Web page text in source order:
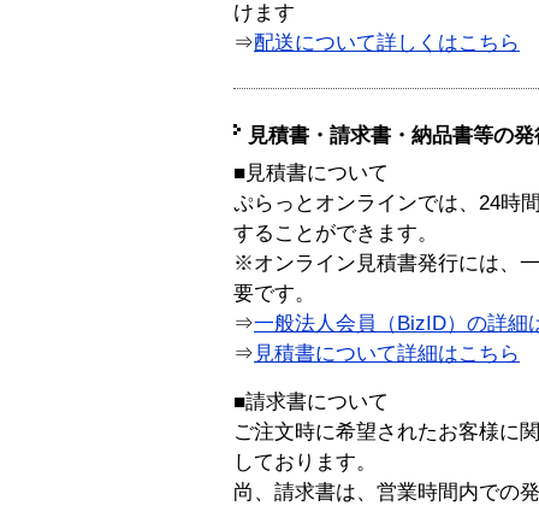
けます
⇒配送について詳しくはこちら
見積書・請求書・納品書等の
■見積書について
ぷらっとオンラインでは、24時
することができます。
※オンライン見積書発行には、
要です。
⇒一般法人会員（BizID）の詳細
⇒ 見積書について詳細はこちら
■請求書について
ご注文時に希望されたお客様に
しております。
尚、請求書は、営業時間内での